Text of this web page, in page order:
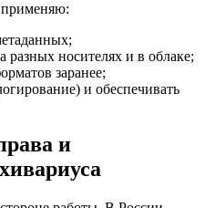
применяю:
разных носителях и в облаке;
заранее;
и обеспечивать
и